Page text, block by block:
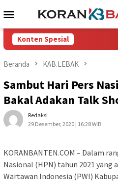
ke
Menu
Mobile
Konten Spesial
Beranda KAB.LEBAK
Sambut Hari Pers
Bakal Adakan Talk
Redaksi
29 Desember, 2020 | 16:28 WIB
KORANBANTEN.COM – Dalam
Nasional (HPN) tahun 2021 yang
Wartawan Indonesia (PWI)